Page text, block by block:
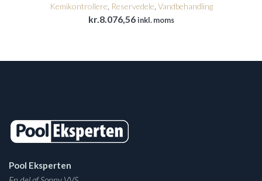
Kemikontrollere Reservedele Vandbehandling
kr.8.076,56 inkl. moms
Pool Eksperten